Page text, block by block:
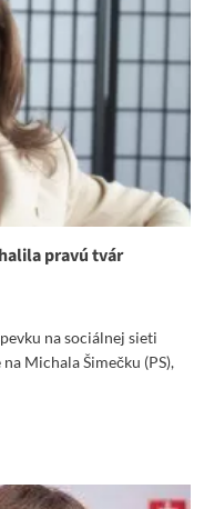
pravú tvár
na sociálnej sieti
Michala Šimečku (PS),